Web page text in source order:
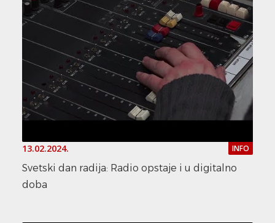
13.02.2024. INFO
Svetski dan radija: Radio opstaje i u digitalno
doba